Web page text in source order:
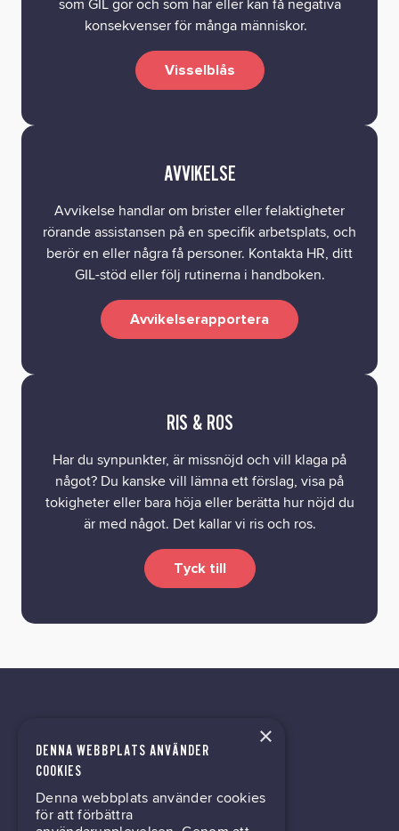
som GIL gör och som har eller kan få negativa
konsekvenser för många människor.
Visselblås
AVVIKELSE
Avvikelse handlar om brister eller felaktigheter
rörande assistansen på en specifik arbetsplats, och
berör en eller några få personer. Kontakta HR, ditt
GIL-stöd eller följ rutinerna i handboken.
Avvikelserapportera
RIS & ROS
Har du synpunkter, är missnöjd och vill klaga på
något? Du kanske vill lämna ett förslag, visa på
tokigheter eller bara höja eller berätta hur nöjd du
är med något. Det kallar vi ris och ros.
Tyck till
tech@hoy.se
031-63 64 80
×
DENNA WEBBPLATS ANVÄNDER
COOKIES
Denna webbplats använder cookies
för att förbättra